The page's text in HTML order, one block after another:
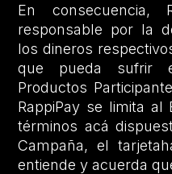
En consecuencia,
responsable por la
los dineros
que pueda sufrir
Productos
RappiPay se limita al
términos acá
Campaña, el
entiende y acuerda